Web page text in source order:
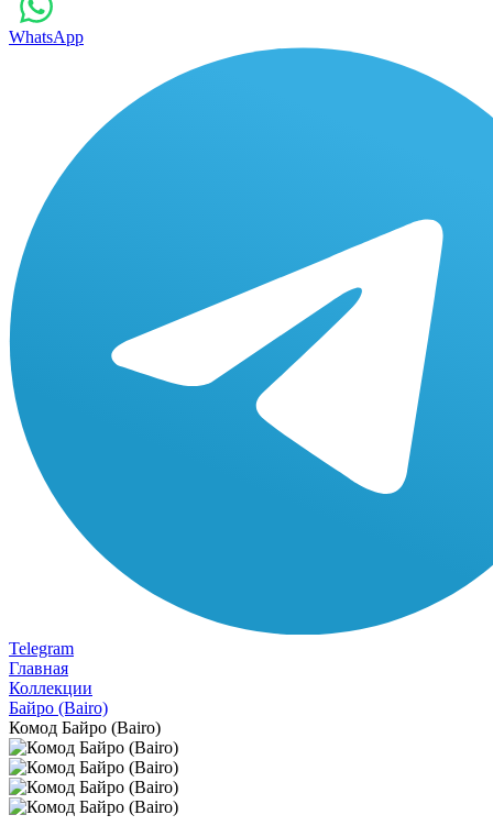
WhatsApp
Telegram
Главная
Коллекции
Байро (Bairo)
Комод Байро (Bairo)